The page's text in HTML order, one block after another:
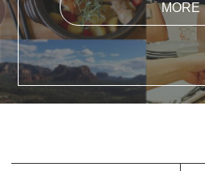
MORE